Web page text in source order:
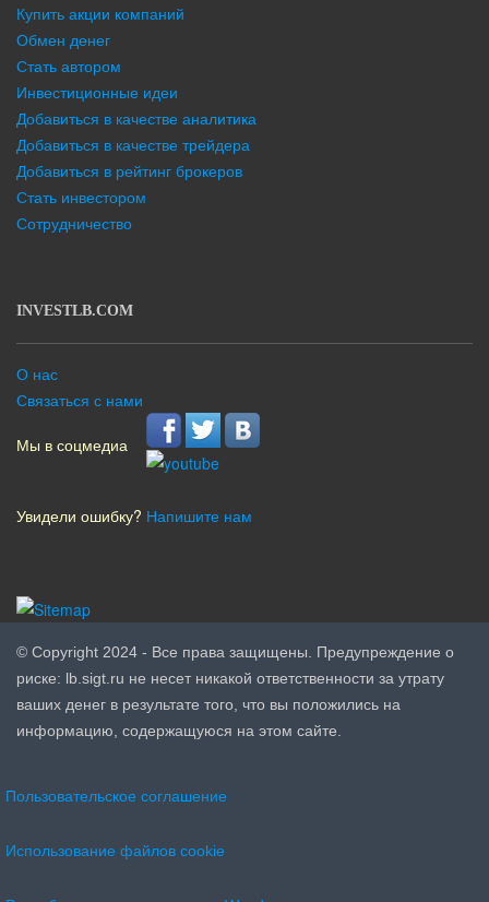
Купить акции компаний
Обмен денег
Стать автором
Инвестиционные идеи
Добавиться в качестве аналитика
Добавиться в качестве трейдера
Добавиться в рейтинг брокеров
Стать инвестором
Сотрудничество
INVESTLB.COM
О нас
Связаться с нами
Мы в соцмедиа
Увидели ошибку? Напишите нам
© Copyright 2024 - Все права защищены. Предупреждение о
риске: lb.sigt.ru не несет никакой ответственности за утрату
ваших денег в результате того, что вы положились на
информацию, содержащуюся на этом сайте.
Пользовательское соглашение
Использование файлов cookie